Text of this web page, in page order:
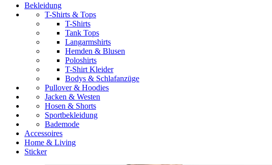
Bekleidung
T-Shirts & Tops
T-Shirts
Tank Tops
Langarmshirts
Hemden & Blusen
Poloshirts
T-Shirt Kleider
Bodys & Schlafanzüge
Pullover & Hoodies
Jacken & Westen
Hosen & Shorts
Sportbekleidung
Bademode
Accessoires
Home & Living
Sticker